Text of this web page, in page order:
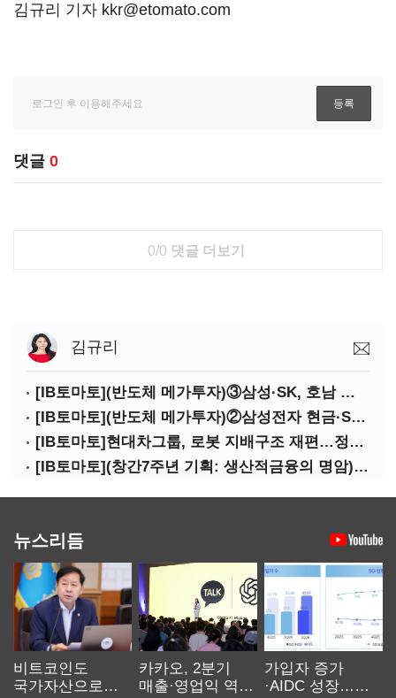
김규리 기자 kkr@etomato.com
댓글 0
0/0 댓글 더보기
김규리
[IB토마토](반도체 메가투자)③삼성·SK, 호남 동시 출격…인력·협력사 쟁탈전
[IB토마토](반도체 메가투자)②삼성전자 현금·SDI 차입…엇갈린 2655조 투자체력
[IB토마토]현대차그룹, 로봇 지배구조 재편…정의선 1245억 추가 투입 유력
[IB토마토](창간7주년 기획: 생산적금융의 명암)③선택받은 산업, 커진 자금격차
뉴스리듬
비트코인도
국가자산으로…'
카카오, 2분기
매출·영업익 역대
가입자 증가
·AIDC 성장…